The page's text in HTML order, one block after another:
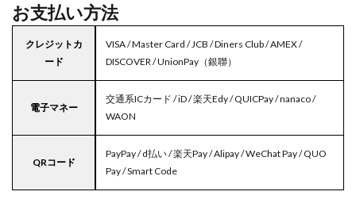
お支払い方法
クレジットカ
ード
VISA / Master Card / JCB / Diners Club / AMEX /
DISCOVER / UnionPay（銀聯）
電子マネー
交通系ICカード / iD / 楽天Edy / QUICPay / nanaco /
WAON
QRコード
PayPay / d払い / 楽天Pay / Alipay / WeChat Pay / QUO
Pay / Smart Code